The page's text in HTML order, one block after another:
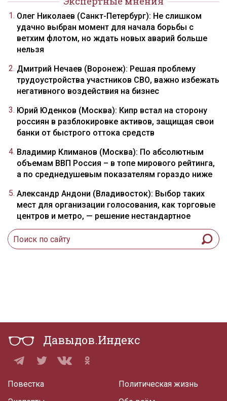
Олег Николаев (Санкт-Петербург): Не слишком
удачно выбран момент для начала борьбы с
ветхим флотом, но ждать новых аварий больше
нельзя
Дмитрий Нечаев (Воронеж): Решая проблему
трудоустройства участников СВО, важно избежать
негативного воздействия на бизнес
Юрий Юденков (Москва): Кипр встал на сторону
россиян в разблокировке активов, защищая свои
банки от быстрого оттока средств
Владимир Климанов (Москва): По абсолютным
объемам ВВП Россия – в топе мирового рейтинга,
а по среднедушевым показателям гораздо ниже
Александр Андони (Владивосток): Выбор таких
мест для организации голосования, как торговые
центров и метро, — решение нестандартное
Давыдов.Индекс
Повестка
Политическая жизнь